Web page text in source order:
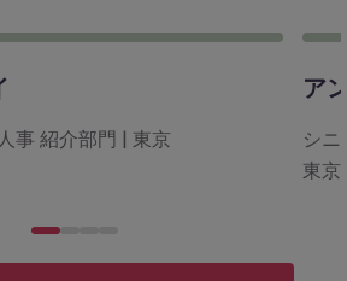
事 紹介部門 | 東京
ア
シ
東京